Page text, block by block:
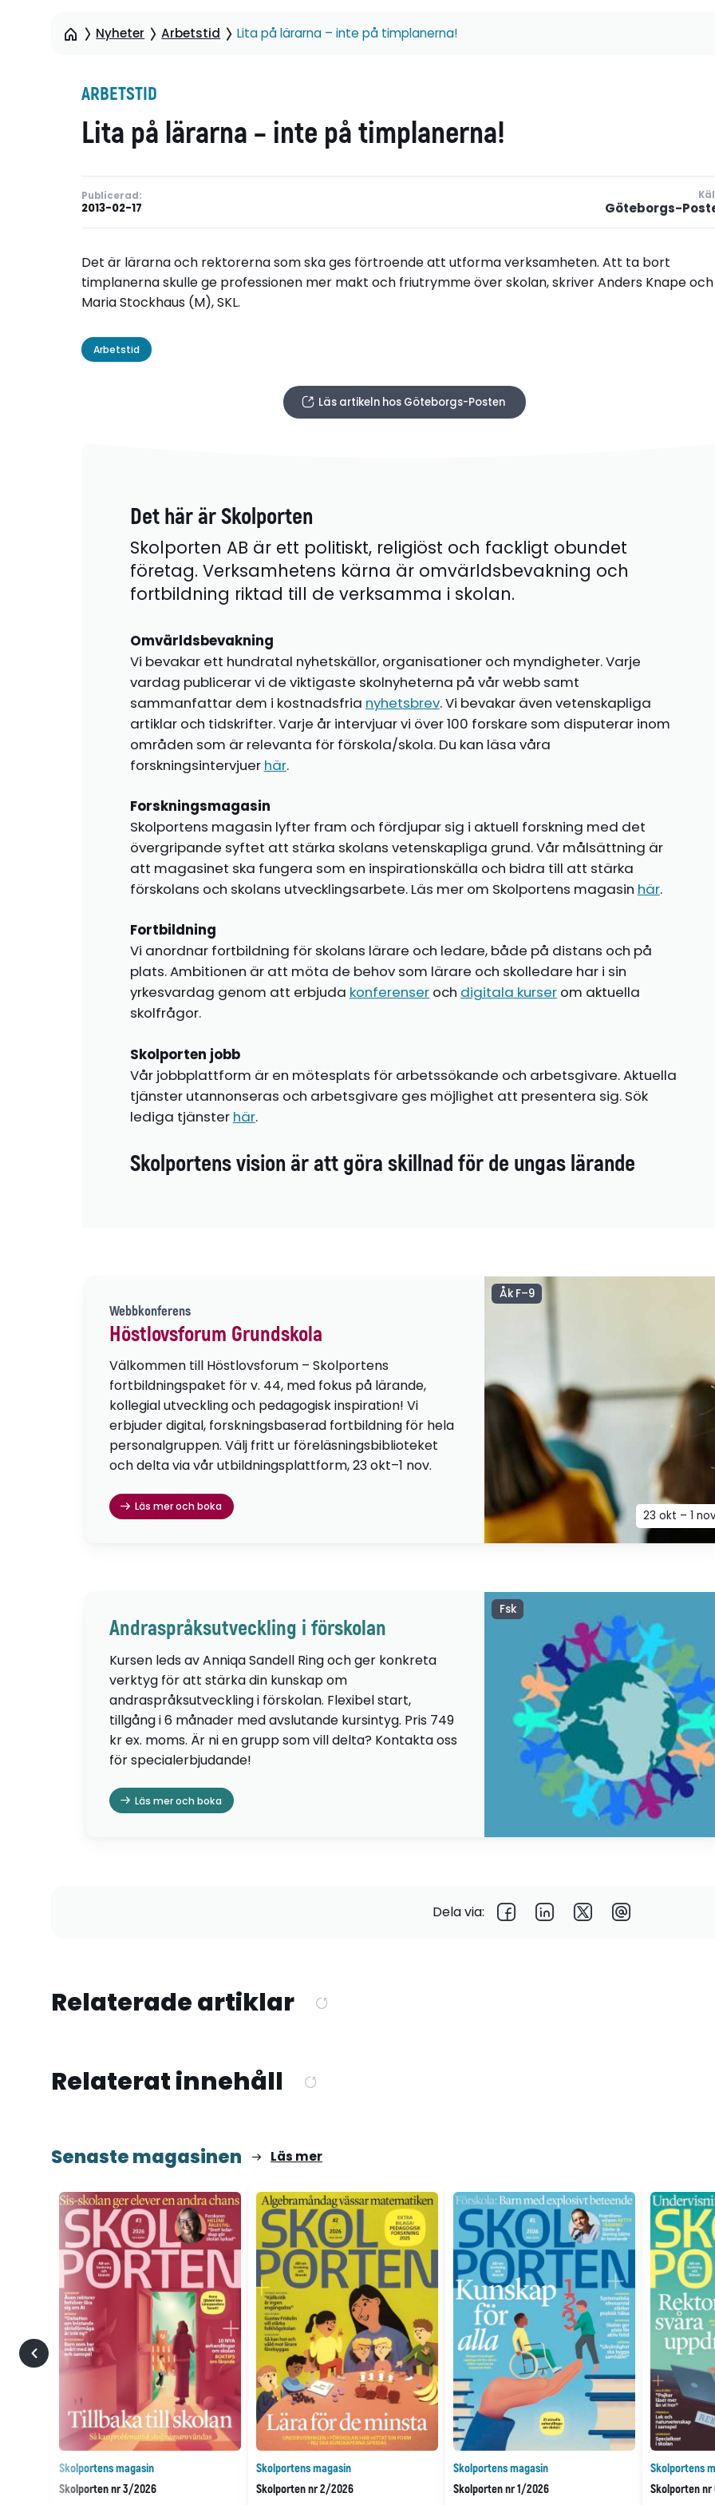
Nyheter Arbetstid Lita på lärarna – inte på timplanerna!
ARBETSTID
Lita på lärarna – inte på timplanerna!
Publicerad:
2013-02-17 Göteborgs-
Det är lärarna och rektorerna som ska ges förtroende att utforma verksamheten. Att ta bort
timplanerna skulle ge professionen mer makt och friutrymme över skolan, skriver Anders Knape och
Maria Stockhaus (M), SKL.
Arbetstid
Läs artikeln hos Göteborgs-Posten
Det här är Skolporten
Skolporten AB är ett politiskt, religiöst och fackligt obundet
företag. Verksamhetens kärna är omvärldsbevakning och
fortbildning riktad till de verksamma i skolan.
Omvärldsbevakning
Vi bevakar ett hundratal nyhetskällor, organisationer och myndigheter. Varje
vardag publicerar vi de viktigaste skolnyheterna på vår webb samt
sammanfattar dem i kostnadsfria nyhetsbrev. Vi bevakar även vetenskapliga
artiklar och tidskrifter. Varje år intervjuar vi över 100 forskare som disputerar inom
områden som är relevanta för förskola/skola. Du kan läsa våra
forskningsintervjuer här.
Forskningsmagasin
Skolportens magasin lyfter fram och fördjupar sig i aktuell forskning med det
övergripande syftet att stärka skolans vetenskapliga grund. Vår målsättning är
att magasinet ska fungera som en inspirationskälla och bidra till att stärka
förskolans och skolans utvecklingsarbete. Läs mer om Skolportens magasin här.
Fortbildning
Vi anordnar fortbildning för skolans lärare och ledare, både på distans och på
plats. Ambitionen är att möta de behov som lärare och skolledare har i sin
yrkesvardag genom att erbjuda konferenseroch digitala kurserom aktuella
skolfrågor.
Skolporten jobb
Vår jobbplattform är en mötesplats för arbetssökande och arbetsgivare. Aktuella
tjänster utannonseras och arbetsgivare ges möjlighet att presentera sig. Sök
lediga tjänster här.
Skolportens vision är att göra skillnad för de ungas lärande
Webbkonferens
Höstlovsforum Grundskola
Välkommen till Höstlovsforum – Skolportens
fortbildningspaket för v. 44, med fokus på lärande,
kollegial utveckling och pedagogisk inspiration! Vi
erbjuder digital, forskningsbaserad fortbildning för hela
personalgruppen. Välj fritt ur föreläsningsbiblioteket
och delta via vår utbildningsplattform, 23 okt–1 nov.
Läs mer och boka
Åk F–9
23 okt – 1
Andraspråksutveckling i förskolan
Kursen leds av Anniqa Sandell Ring och ger konkreta
verktyg för att stärka din kunskap om
andraspråksutveckling i förskolan. Flexibel start,
tillgång i 6 månader med avslutande kursintyg. Pris 749
kr ex. moms. Är ni en grupp som vill delta? Kontakta oss
för specialerbjudande!
Läs mer och boka
Fsk
Dela via:
Relaterade artiklar
Relaterat innehåll
Senaste magasinen Läs mer
Skolportens magasin
Skolporten nr 3/2026
Skolportens magasin
Skolporten nr 2/2026
Skolportens magasin
Skolporten nr 1/2026
Skolportens
Skolporten